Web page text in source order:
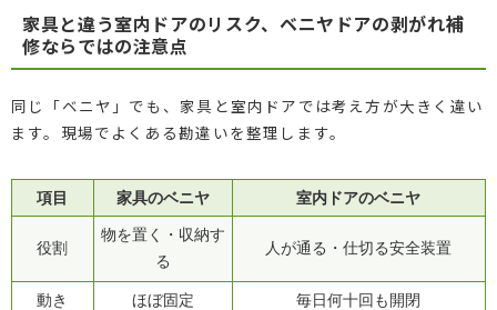
家具と違う室内ドアのリスク、ベニヤドアの剥がれ補
修ならではの注意点
同じ「ベニヤ」でも、家具と室内ドアでは考え方が大きく違い
ます。現場でよくある勘違いを整理します。
項目 家具のベニヤ 室内ドアのベニヤ
役割
物を置く・収納す
る
人が通る・仕切る安全装置
動き ほぼ固定 毎日何十回も開閉